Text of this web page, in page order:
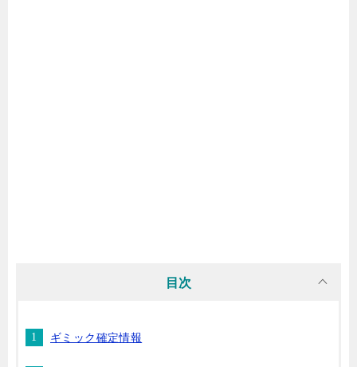
目次
ギミック確定情報